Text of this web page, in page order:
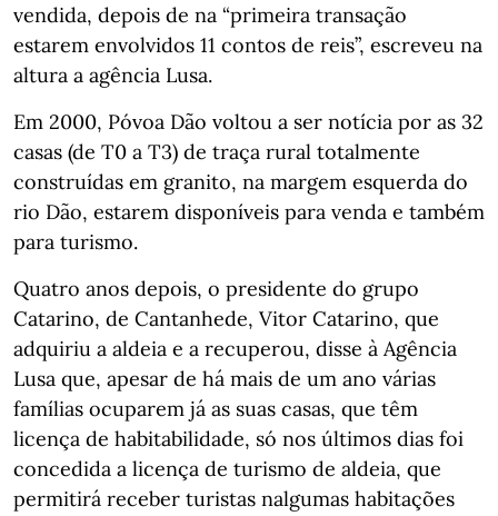
vendida, depois de na “primeira transação
estarem envolvidos 11 contos de reis”, escreveu na
altura a agência Lusa.
Em 2000, Póvoa Dão voltou a ser notícia por as 32
casas (de T0 a T3) de traça rural totalmente
construídas em granito, na margem esquerda do
rio Dão, estarem disponíveis para venda e também
para turismo.
Quatro anos depois, o presidente do grupo
Catarino, de Cantanhede, Vitor Catarino, que
adquiriu a aldeia e a recuperou, disse à Agência
Lusa que, apesar de há mais de um ano várias
famílias ocuparem já as suas casas, que têm
licença de habitabilidade, só nos últimos dias foi
concedida a licença de turismo de aldeia, que
permitirá receber turistas nalgumas habitações